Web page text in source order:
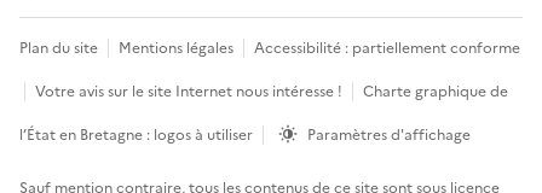
Plan du site Mentions légales
Accessibilité : partiellement conforme
Votre avis sur le site Internet nous intéresse !
Charte graphique de
l’État en Bretagne : logos à utiliser
Paramètres d'affichage
Sauf mention contraire, tous les contenus de ce site sont sous licence